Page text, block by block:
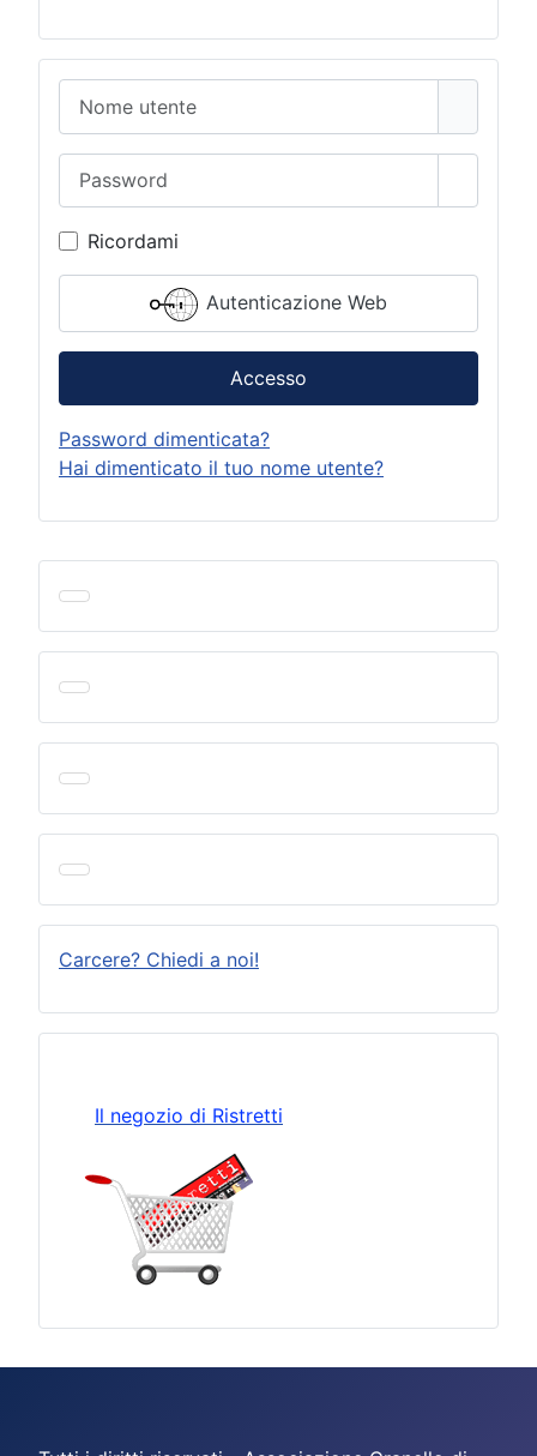
Carcere? Chiedi a noi!
Il negozio di Ristretti
Ricordami
Autenticazione Web
Accesso
Password dimenticata?
Hai dimenticato il tuo nome utente?